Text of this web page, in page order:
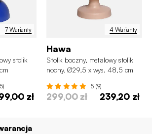
7 Warianty
stolik
zł
4 Warianty
Hawa
Stolik boczny, metalowy stolik
nocny, Ø29,5 x wys. 48,5 cm
5 (9)
299,00 zł 239,20 zł